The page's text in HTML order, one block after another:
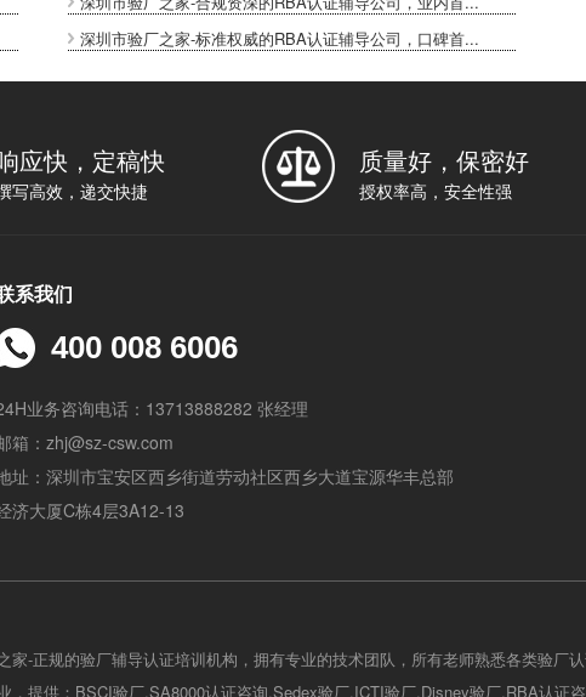
深圳市验厂之家-标准权威的RBA认证辅导公司，口碑首...
应快，定稿快
写高效，递交快捷
质量好，保密好
授权率高，安全性强
系我们
400 008 6006
业务咨询电话：13713888282 张经理
箱：zhj@sz-csw.com
址：深圳市宝安区西乡街道劳动社区西乡大道宝源华丰总部
济大厦C栋4层3A12-13
家-正规的验厂辅导认证培训机构，拥有专业的技术团队，所有老师熟悉各类验厂
，提供：BSCI验厂,SA8000认证咨询,Sedex验厂,ICTI验厂,Disney验厂,RBA认证